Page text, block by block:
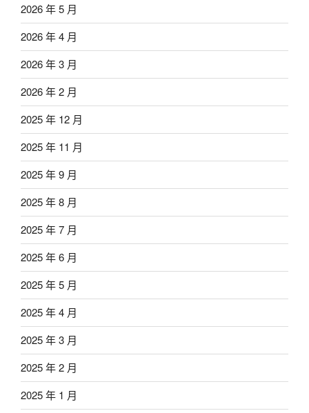
2026 年 5 月
2026 年 4 月
2026 年 3 月
2026 年 2 月
2025 年 12 月
2025 年 11 月
2025 年 9 月
2025 年 8 月
2025 年 7 月
2025 年 6 月
2025 年 5 月
2025 年 4 月
2025 年 3 月
2025 年 2 月
2025 年 1 月